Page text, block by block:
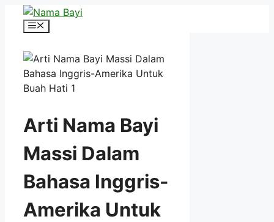
Langsung
Menu
Arti Nama Bayi
Massi Dalam
Bahasa Inggris-
Amerika Untuk